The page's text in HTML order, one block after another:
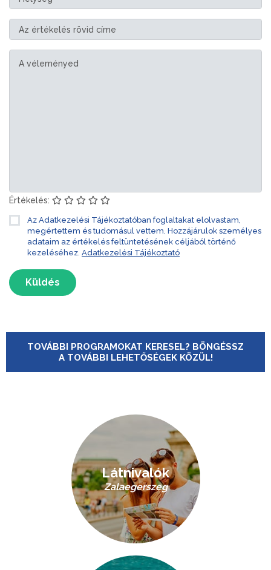
Értékelés:
Az Adatkezelési Tájékoztatóban foglaltakat elolvastam,
megértettem és tudomásul vettem. Hozzájárulok személyes
adataim az értékelés feltüntetésének céljából történő
kezeléséhez. Adatkezelési Tájékoztató
Küldés
TOVÁBBI PROGRAMOKAT KERESEL? BÖNGÉSSZ
A TOVÁBBI LEHETŐSÉGEK KÖZÜL!
Látnivalók
Zalaegerszeg